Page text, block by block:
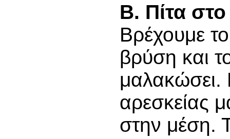
Β. Πίτα στο
Βρέχουμε
βρύση και
μαλακώσει.
αρεσκείας
στην μέση.